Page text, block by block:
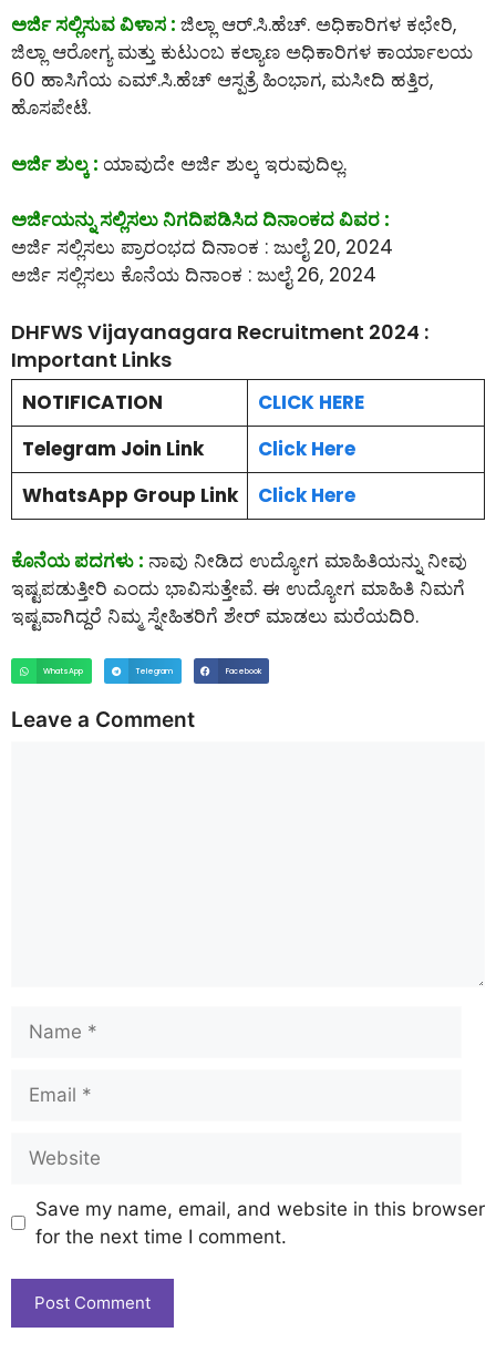
ಅರ್ಜಿ ಸಲ್ಲಿಸುವ ವಿಳಾಸ : ಜಿಲ್ಲಾ ಆರ್.ಸಿ.ಹೆಚ್. ಅಧಿಕಾರಿಗಳ ಕಛೇರಿ,
ಜಿಲ್ಲಾ ಆರೋಗ್ಯ ಮತ್ತು ಕುಟುಂಬ ಕಲ್ಯಾಣ ಅಧಿಕಾರಿಗಳ ಕಾರ್ಯಾಲಯ
60 ಹಾಸಿಗೆಯ ಎಮ್.ಸಿ.ಹೆಚ್ ಆಸ್ಪತ್ರೆ ಹಿಂಭಾಗ, ಮಸೀದಿ ಹತ್ತಿರ,
ಹೊಸಪೇಟೆ.
ಅರ್ಜಿ ಶುಲ್ಕ : ಯಾವುದೇ ಅರ್ಜಿ ಶುಲ್ಕ ಇರುವುದಿಲ್ಲ.
ಅರ್ಜಿಯನ್ನು ಸಲ್ಲಿಸಲು ನಿಗದಿಪಡಿಸಿದ ದಿನಾಂಕದ ವಿವರ :
ಅರ್ಜಿ ಸಲ್ಲಿಸಲು ಪ್ರಾರಂಭದ ದಿನಾಂಕ : ಜುಲೈ 20, 2024
ಅರ್ಜಿ ಸಲ್ಲಿಸಲು ಕೊನೆಯ ದಿನಾಂಕ : ಜುಲೈ 26, 2024
DHFWS Vijayanagara Recruitment 2024 :
Important Links
NOTIFICATION
CLICK HERE
Telegram Join Link
Click Here
WhatsApp Group Link
Click Here
ಕೊನೆಯ ಪದಗಳು : ನಾವು ನೀಡಿದ ಉದ್ಯೋಗ ಮಾಹಿತಿಯನ್ನು ನೀವು
ಇಷ್ಟಪಡುತ್ತೀರಿ ಎಂದು ಭಾವಿಸುತ್ತೇವೆ. ಈ ಉದ್ಯೋಗ ಮಾಹಿತಿ ನಿಮಗೆ
ಇಷ್ಟವಾಗಿದ್ದರೆ ನಿಮ್ಮ ಸ್ನೇಹಿತರಿಗೆ ಶೇರ್ ಮಾಡಲು ಮರೆಯದಿರಿ.
WhatsApp Telegram Facebook
Leave a Comment
Save my name, email, and website in this browser
for the next time I comment.